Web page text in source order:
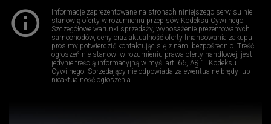
Informacje zaprezentowane na stronach niniejszego serwisu nie
stanowią oferty w rozumieniu przepisów Kodeksu Cywilnego.
Szczegółowe warunki sprzedaży, wyposażenie prezentowanych
samochodów, ceny oraz aktualność oferty finansowania zakupu
prosimy potwierdzić kontaktując się z nami bezpośrednio. Treść
ogłoszeń nie stanowi w rozumieniu prawa oferty handlowej, jest
jedynie treścią informacyjną w myśl art. 66, Â§ 1. Kodeksu
Cywilnego. Sprzedający nie odpowiada za ewentualne błędy lub
nieaktualność ogłoszenia.